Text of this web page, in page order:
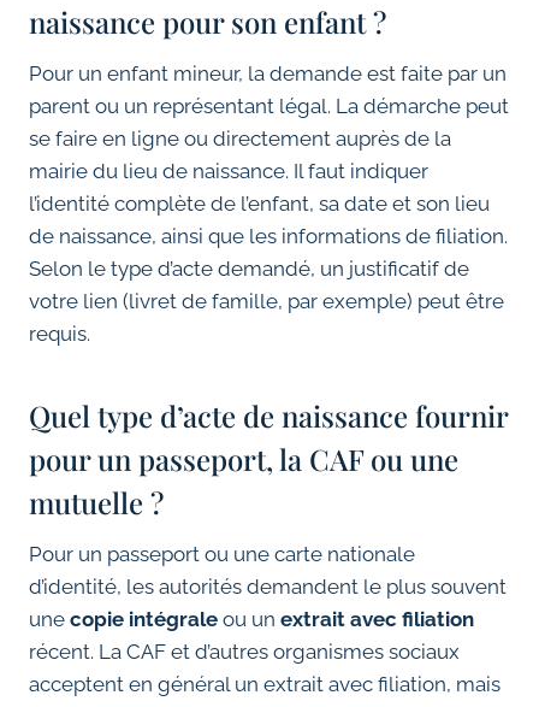
naissance pour son enfant ?
Pour un enfant mineur, la demande est faite par un
parent ou un représentant légal. La démarche peut
se faire en ligne ou directement auprès de la
mairie du lieu de naissance. Il faut indiquer
l’identité complète de l’enfant, sa date et son lieu
de naissance, ainsi que les informations de filiation.
Selon le type d’acte demandé, un justificatif de
votre lien (livret de famille, par exemple) peut être
requis.
Quel type d’acte de naissance fournir
pour un passeport, la CAF ou une
mutuelle ?
Pour un passeport ou une carte nationale
d’identité, les autorités demandent le plus souvent
une copie intégrale ou un extrait avec filiation
récent. La CAF et d’autres organismes sociaux
acceptent en général un extrait avec filiation, mais